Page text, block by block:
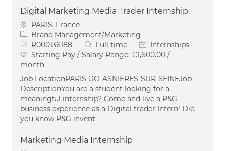
Digital Marketing Media Trader Internship
Location
PARIS, France
Category
Brand Management/Marketing
Job IdR000136188 Job Type
Full time
Internships
Starting Pay / Salary Range: €1,600.00 /
month
Job LocationPARIS GO-ASNIERES-SUR-SEINEJob
DescriptionYou are a student looking for a
meaningful internship? Come and live a P&G
business experience as a Digital trader Intern! Did
you know P&G invent
Marketing Media Internship